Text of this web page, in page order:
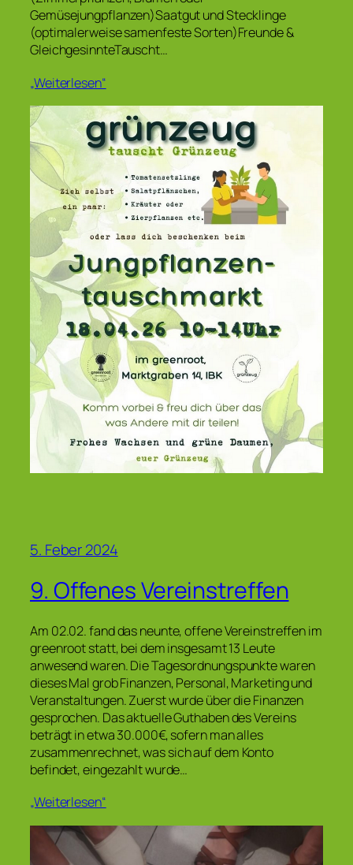
Gemüsejungpflanzen)Saatgut und Stecklinge
(optimalerweise samenfeste Sorten)Freunde &
GleichgesinnteTauscht…
„Weiterlesen“
5. Feber 2024
9. Offenes Vereinstreffen
Am 02.02. fand das neunte, offene Vereinstreffen im
greenroot statt, bei dem insgesamt 13 Leute
anwesend waren. Die Tagesordnungspunkte waren
dieses Mal grob Finanzen, Personal, Marketing und
Veranstaltungen. Zuerst wurde über die Finanzen
gesprochen. Das aktuelle Guthaben des Vereins
beträgt in etwa 30.000€, sofern man alles
zusammenrechnet, was sich auf dem Konto
befindet, eingezahlt wurde…
„Weiterlesen“